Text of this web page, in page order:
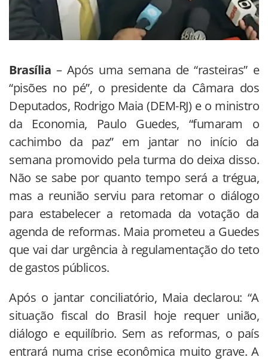
Brasília – Após uma semana de “rasteiras” e
“pisões no pé”, o presidente da Câmara dos
Deputados, Rodrigo Maia (DEM-RJ) e o ministro
da Economia, Paulo Guedes, “fumaram o
cachimbo da paz” em jantar no início da
semana promovido pela turma do deixa disso.
Não se sabe por quanto tempo será a trégua,
mas a reunião serviu para retomar o diálogo
para estabelecer a retomada da votação da
agenda de reformas. Maia prometeu a Guedes
que vai dar urgência à regulamentação do teto
de gastos públicos.
Após o jantar conciliatório, Maia declarou: “A
situação fiscal do Brasil hoje requer união,
diálogo e equilíbrio. Sem as reformas, o país
entrará numa crise econômica muito grave. A